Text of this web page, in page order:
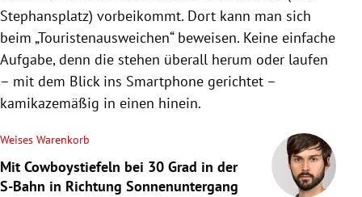
Stephansplatz) vorbeikommt. Dort kann man sich
beim „Touristenausweichen“ beweisen. Keine einfache
Aufgabe, denn die stehen überall herum oder laufen
– mit dem Blick ins Smartphone gerichtet –
kamikazemäßig in einen hinein.
Weises Warenkorb
Mit Cowboystiefeln bei 30 Grad in der
S-Bahn in Richtung Sonnenuntergang